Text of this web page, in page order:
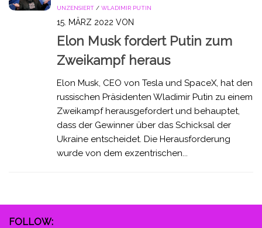
UNZENSIERT / WLADIMIR PUTIN
15. MÄRZ 2022 VON
Elon Musk fordert Putin zum
Zweikampf heraus
Elon Musk, CEO von Tesla und SpaceX, hat den
russischen Präsidenten Wladimir Putin zu einem
Zweikampf herausgefordert und behauptet,
dass der Gewinner über das Schicksal der
Ukraine entscheidet. Die Herausforderung
wurde von dem exzentrischen...
FOLLOW: